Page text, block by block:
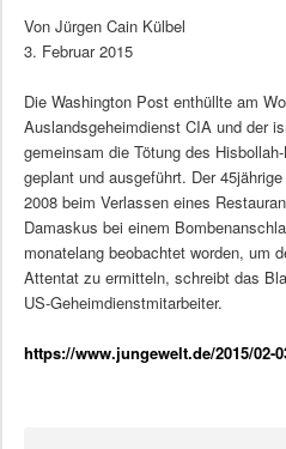
Von Jürgen Cain Külbel
3. Februar 2015
Die Washington Post enthüllte am
Auslandsgeheimdienst CIA und der
gemeinsam die Tötung des
geplant und ausgeführt. Der
2008 beim Verlassen eines
Damaskus bei einem
monatelang beobachtet worden, um
Attentat zu ermitteln, schreibt das
US-Geheimdienstmitarbeiter.
https://www.jungewelt.de/2015/02-